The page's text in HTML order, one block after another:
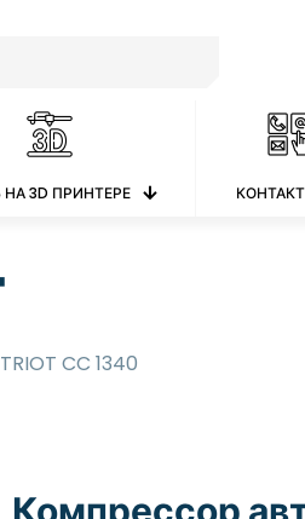
НА 3D ПРИНТЕРЕ
CC 1340